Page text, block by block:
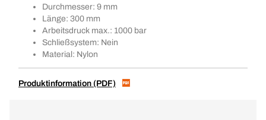
Durchmesser: 9 mm
Länge: 300 mm
Arbeitsdruck max.: 1000 bar
Schließsystem: Nein
Material: Nylon
Produktinformation (PDF)